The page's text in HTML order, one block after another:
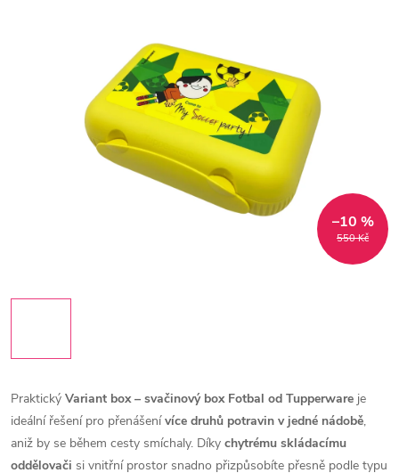
550 Kč
–10 %
Praktický Variant box – svačinový box Fotbal od Tupperware je
ideální řešení pro přenášenívíce druhů potravin v jedné nádobě,
aniž by se během cesty smíchaly. Díky chytrému skládacímu
oddělovači si vnitřní prostor snadno přizpůsobíte přesně podle typu